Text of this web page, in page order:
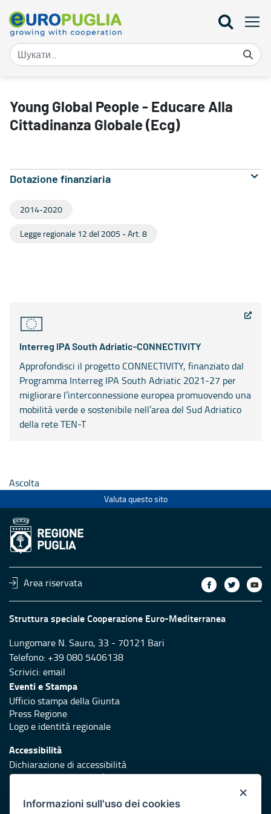
Young Global People - Educare Alla
Cittadinanza Globale (Ecg)
Dotazione finanziaria
2014-2020
Legge regionale 12 del 2005 - Art. 8
Interreg IPA South Adriatic-CONNECTIVITY
Approfondisci il progetto CONNECTIVITY, finanziato dal
Programma Interreg IPA South Adriatic 2021-27 per
migliorare l’interconnessione europea promuovendo una
mobilità verde e sostenibile nell’area del Sud Adriatico
della rete TEN-T
Ascolta
Valuta questo sito
Area riservata
Struttura speciale Cooperazione Euro-Mediterranea
Lungomare N. Sauro, 33 - 70121 Bari
Telefono: +39 080 5406138
Scrivici:email
Eventi e Stampa
Ufficio stampa della Giunta
Press Regione
Logo e identità regionale
Accessibilità
Dichiarazione di accessibilità
Obiettivi di accessibilità
Redazione
×
Informazioni sull'uso dei cookies